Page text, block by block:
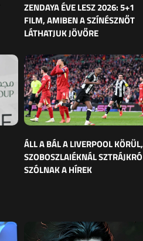
ZENDAYA ÉVE LESZ 2026: 5+1
FILM, AMIBEN A SZÍNÉSZNŐT
LÁTHATJUK JÖVŐRE
ÁLL A BÁL A LIVERPOOL KÖRÜL,
SZOBOSZLAIÉKNÁL
SZÓLNAK A HÍREK